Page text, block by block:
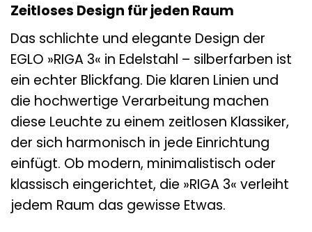
Zeitloses Design für jeden Raum
Das schlichte und elegante Design der
EGLO »RIGA 3« in Edelstahl – silberfarben ist
ein echter Blickfang. Die klaren Linien und
die hochwertige Verarbeitung machen
diese Leuchte zu einem zeitlosen Klassiker,
der sich harmonisch in jede Einrichtung
einfügt. Ob modern, minimalistisch oder
klassisch eingerichtet, die »RIGA 3« verleiht
jedem Raum das gewisse Etwas.